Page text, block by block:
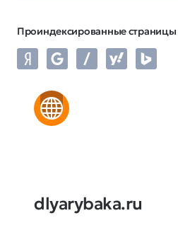
Проиндексированные страницы
dlyarybaka.ru